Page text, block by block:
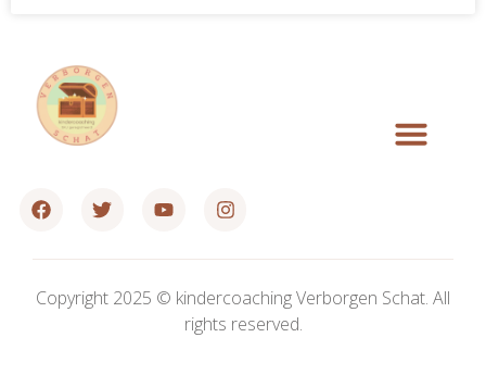
Copyright 2025 © kindercoaching Verborgen Schat. All
rights reserved.